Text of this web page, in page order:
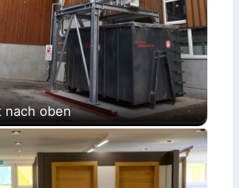
nach oben